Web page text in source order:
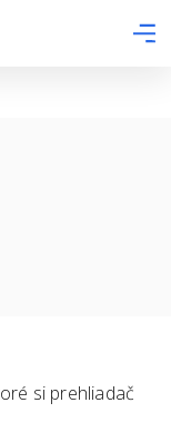
si prehliadač